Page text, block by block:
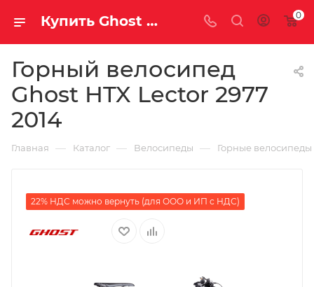
Купить Ghost HTX Lector 2977 2014 за рублей, а со скидкой 0
Горный велосипед
Ghost HTX Lector 2977
2014
Главная — Каталог — Велосипеды — Горные велосипеды
22% НДС можно вернуть (для ООО и ИП с НДС)